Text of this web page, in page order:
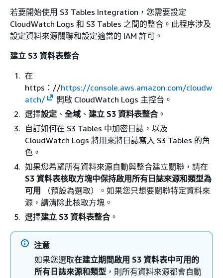
若要開始使用 S3 Tables Integration，您需要設定
CloudWatch Logs 和 S3 Tables 之間的整合。此程序涉及
設定資料來源關聯和設定適當的 IAM 許可。
建立 S3 資料表整合
在
https：//https://console.aws.amazon.com/cloudw
atch/
開啟 CloudWatch Logs 主控台。
選擇設定 、 全域 、 建立 S3 資料表整合 。
自訂如何在 S3 Tables 中加密日誌，以及
CloudWatch Logs 將用來將日誌寫入 S3 Tables 的角
色。
如果您希望所有資料來源自動與整合建立關聯，請在
S3 資料表核取方塊中保持啟用所有日誌來源和類型為
可用
（預設為選取）。如果您只想要關聯特定資料來
源，請清除此核取方塊。
選擇建立 S3 資料表整合 。
注意
如果您選取在建立期間啟用 S3 資料表中可用的
所有日誌來源和類型 ，則所有資料來源都會自動